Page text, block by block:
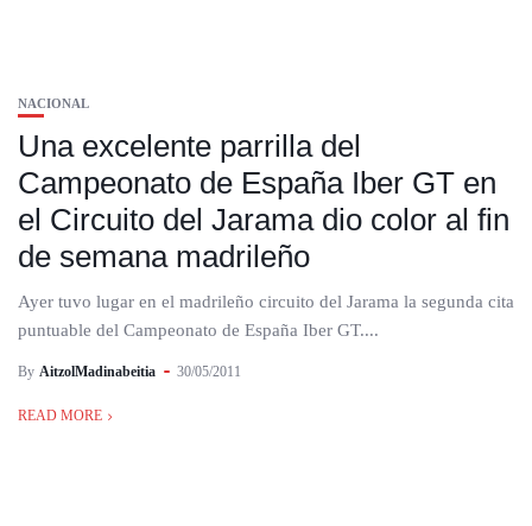
NACIONAL
Una excelente parrilla del
Campeonato de España Iber GT en
el Circuito del Jarama dio color al fin
de semana madrileño
Ayer tuvo lugar en el madrileño circuito del Jarama la segunda cita
puntuable del Campeonato de España Iber GT....
By AitzolMadinabeitia 30/05/2011
READ MORE